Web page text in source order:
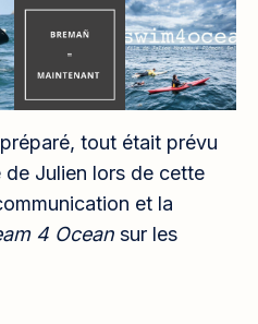
tout était prévu
de Julien lors de cette
et la
4 Ocean sur les